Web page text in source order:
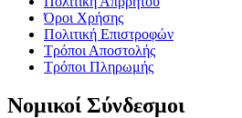
Όροι Χρήσης
Πολιτική Επιστροφών
Τρόποι Αποστολής
Τρόποι Πληρωμής
Νομικοί Σύνδεσμοι